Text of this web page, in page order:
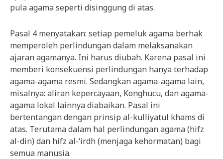
pula agama seperti disinggung di atas.
Pasal 4 menyatakan: setiap pemeluk agama berhak
memperoleh perlindungan dalam melaksanakan
ajaran agamanya. Ini harus diubah. Karena pasal ini
memberi konsekuensi perlindungan hanya terhadap
agama-agama resmi. Sedangkan agama-agama lain,
misalnya: aliran kepercayaan, Konghucu, dan agama-
agama lokal lainnya diabaikan. Pasal ini
bertentangan dengan prinsip al-kulliyatul khams di
atas. Terutama dalam hal perlindungan agama (hifz
al-din) dan hifz al-‘irdh (menjaga kehormatan) bagi
semua manusia.